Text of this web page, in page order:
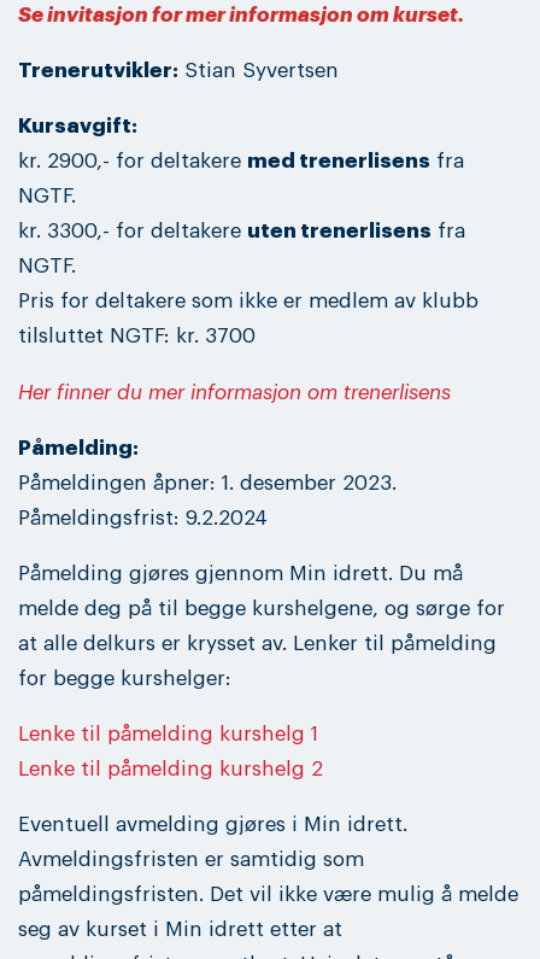
Se invitasjon for mer informasjon om kurset.
Trenerutvikler: Stian Syvertsen
Kursavgift:
kr. 2900,- for deltakere med trenerlisens fra
NGTF.
kr. 3300,- for deltakere uten trenerlisens fra
NGTF.
Pris for deltakere som ikke er medlem av klubb
tilsluttet NGTF: kr. 3700
Her finner du mer informasjon om trenerlisens
Påmelding:
Påmeldingen åpner: 1. desember 2023.
Påmeldingsfrist: 9.2.2024
Påmelding gjøres gjennom Min idrett. Du må
melde deg på til begge kurshelgene, og sørge for
at alle delkurs er krysset av. Lenker til påmelding
for begge kurshelger:
Lenke til påmelding kurshelg 1
Lenke til påmelding kurshelg 2
Eventuell avmelding gjøres i Min idrett.
Avmeldingsfristen er samtidig som
påmeldingsfristen. Det vil ikke være mulig å melde
seg av kurset i Min idrett etter at